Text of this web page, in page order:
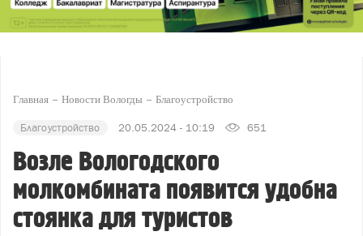
Главная Новости Вологды Благоустройство
Благоустройство 20.05.2024 - 10:19 651
Возле Вологодского
молкомбината появится удобна
стоянка для туристов